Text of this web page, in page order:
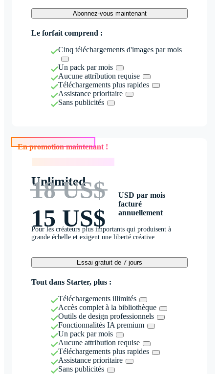
Abonnez-vous maintenant
Le forfait comprend :
Cinq téléchargements d'images par mois
Un pack par mois
Aucune attribution requise
Téléchargements plus rapides
Assistance prioritaire
Sans publicités
En promotion maintenant !
Unlimited
18 US$
15 US$
USD par mois
facturé
annuellement
Pour les créateurs plus importants qui produisent à
grande échelle et exigent une liberté créative
Essai gratuit de 7 jours
Tout dans Starter, plus :
Téléchargements illimités
Accès complet à la bibliothèque
Outils de design professionnels
Fonctionnalités IA premium
Un pack par mois
Aucune attribution requise
Téléchargements plus rapides
Assistance prioritaire
Sans publicités